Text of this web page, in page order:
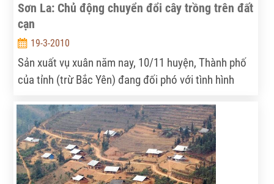
Sơn La: Chủ động chuyển đổi cây trồng trên đất
cạn
19-3-2010
Sản xuất vụ xuân năm nay, 10/11 huyện, Thành phố
của tỉnh (trừ Bắc Yên) đang đối phó với tình hình
đổi sang cây trồng cạn.